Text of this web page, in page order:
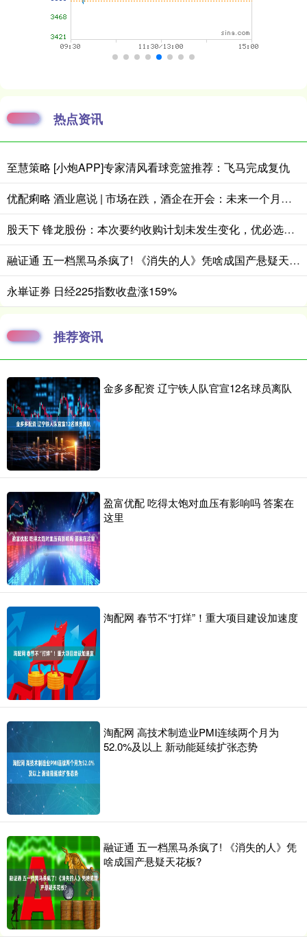
热点资讯
至慧策略 [小炮APP]专家清风看球竞篮推荐：飞马完成复仇
优配痢略 酒业扈说 | 市场在跌，酒企在开会：未来一个月，白酒行业将释放哪些信号？
股天下 锋龙股份：本次要约收购计划未发生变化，优必选及有关各方正在积极推进各项工作
融证通 五一档黑马杀疯了! 《消失的人》凭啥成国产悬疑天花板?
永崋证券 日经225指数收盘涨159%
推荐资讯
金多多配资 辽宁铁人队官宣12名球员离队
盈富优配 吃得太饱对血压有影响吗 答案在
这里
淘配网 春节不“打烊”！重大项目建设加速度
淘配网 高技术制造业PMI连续两个月为
52.0%及以上 新动能延续扩张态势
融证通 五一档黑马杀疯了! 《消失的人》凭
啥成国产悬疑天花板?